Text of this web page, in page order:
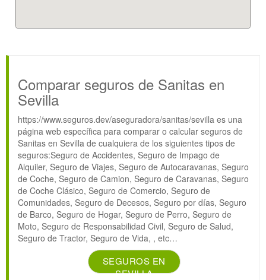
Comparar seguros de Sanitas en
Sevilla
https://www.seguros.dev/aseguradora/sanitas/sevilla es una
página web específica para comparar o calcular seguros de
Sanitas en Sevilla de cualquiera de los siguientes tipos de
seguros:Seguro de Accidentes, Seguro de Impago de
Alquiler, Seguro de Viajes, Seguro de Autocaravanas, Seguro
de Coche, Seguro de Camion, Seguro de Caravanas, Seguro
de Coche Clásico, Seguro de Comercio, Seguro de
Comunidades, Seguro de Decesos, Seguro por días, Seguro
de Barco, Seguro de Hogar, Seguro de Perro, Seguro de
Moto, Seguro de Responsabilidad Civil, Seguro de Salud,
Seguro de Tractor, Seguro de Vida, , etc…
SEGUROS EN
SEVILLA